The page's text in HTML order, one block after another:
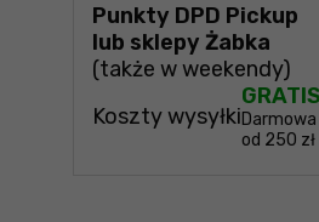
Punkty DPD Pickup
lub sklepy Żabka
(także w weekendy)
Koszty wysyłki
od 250 zł